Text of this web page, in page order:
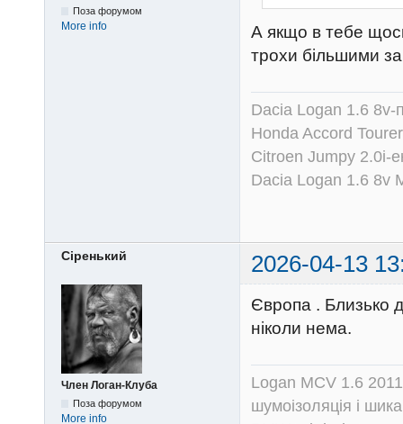
Поза форумом
More info
А якщо в тебе
трохи більшими
Dacia Logan 1.6
Honda Accord
Citroen Jumpy 2.0i-
Dacia Logan 1.6 8v
Сіренький 2026-04-13
Член Логан-Клуба
Поза форумом
More info
Європа . Близько
ніколи нема.
Logan MCV 1.6
шумоізоляція і